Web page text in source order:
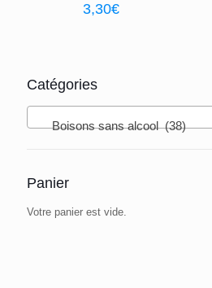
3,30€
Catégories
Boisons sans alcool (38)
Panier
Votre panier est vide.